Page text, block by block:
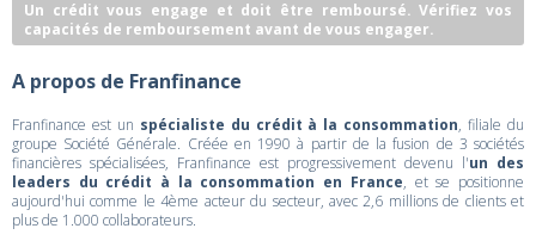
Un crédit vous engage et doit être remboursé. Vérifiez vos
capacités de remboursement avant de vous engager.
A propos de Franfinance
Franfinance est un spécialiste du crédit à la consommation, filiale du
groupe Société Générale. Créée en 1990 à partir de la fusion de 3 sociétés
financières spécialisées, Franfinance est progressivement devenu l'un des
leaders du crédit à la consommation en France, et se positionne
aujourd'hui comme le 4ème acteur du secteur, avec 2,6 millions de clients et
plus de 1.000 collaborateurs.